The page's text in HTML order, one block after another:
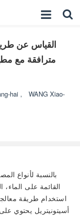
القياس عن
hai ,
WANG Xiao-
بالنسبة لأنواع
القائمة على
استخدام طريقة